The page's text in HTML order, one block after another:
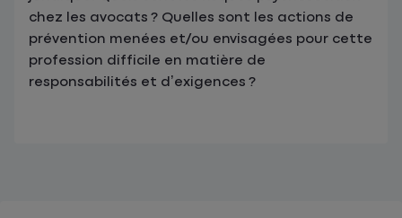
chez les avocats ? Quelles sont les actions de
prévention menées et/ou envisagées pour cette
profession difficile en matière de
responsabilités et d’exigences ?